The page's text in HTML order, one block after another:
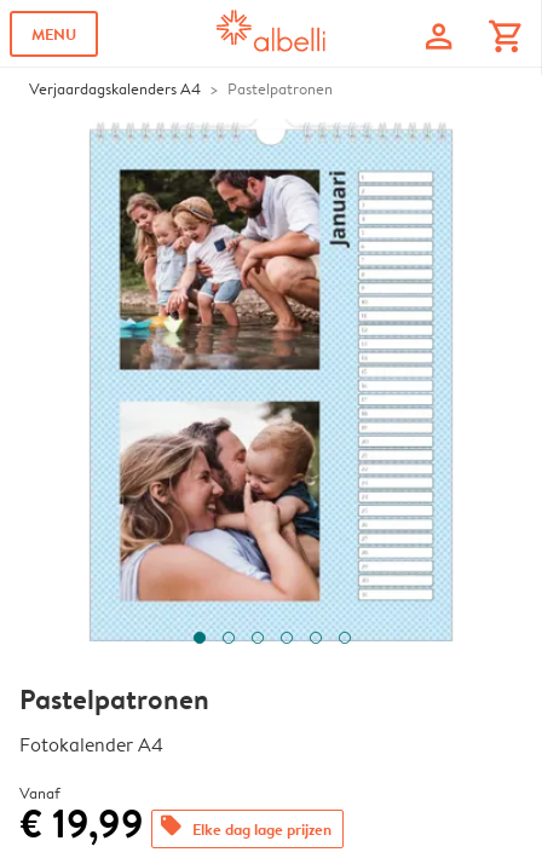
MENU profile shopping_cart
Verjaardagskalenders A4 Pastelpatronen
Pastelpatronen
Fotokalender A4
Vanaf
€ 19,99 offers Elke dag lage prijzen